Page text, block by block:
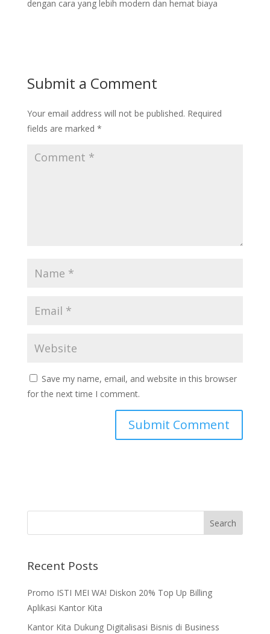
dengan cara yang lebih modern dan hemat biaya
Submit a Comment
Your email address will not be published. Required
fields are marked *
Save my name, email, and website in this browser
for the next time I comment.
Recent Posts
Promo ISTI MEI WA! Diskon 20% Top Up Billing
Aplikasi Kantor Kita
Kantor Kita Dukung Digitalisasi Bisnis di Business